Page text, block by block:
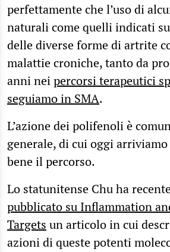
perfettamente che l’uso di
naturali come quelli indicati
delle diverse forme di artrite
malattie croniche, tanto da
anni neipercorsi terapeutici
seguiamo in SMA.
L’azione dei polifenoli è
generale, di cui oggi arriviamo
bene il percorso.
Lo statunitense Chu ha
pubblicato su Inflammation
Targets un articolo in cui
azioni di queste potenti